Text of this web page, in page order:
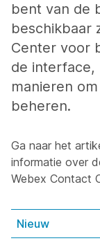
bent van de
beschikbaar
Center voor
de interface,
manieren
beheren.
Ga naar het
informatie over
Webex Contact
Nieuw